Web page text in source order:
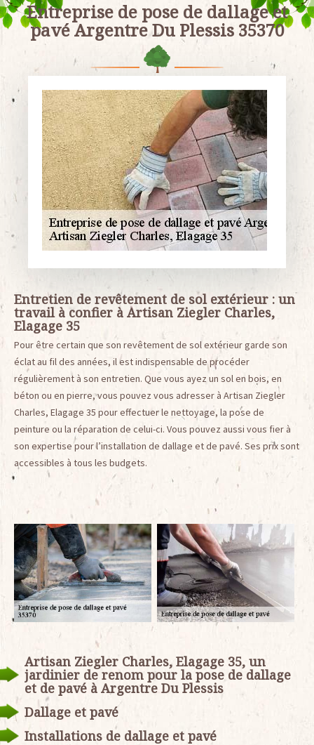
Entreprise de pose de dallage et
pavé Argentre Du Plessis 35370
Entretien de revêtement de sol extérieur : un
travail à confier à Artisan Ziegler Charles,
Elagage 35
Pour être certain que son revêtement de sol extérieur garde son
éclat au fil des années, il est indispensable de procéder
régulièrement à son entretien. Que vous ayez un sol en bois, en
béton ou en pierre, vous pouvez vous adresser à Artisan Ziegler
Charles, Elagage 35 pour effectuer le nettoyage, la pose de
peinture ou la réparation de celui-ci. Vous pouvez aussi vous fier à
son expertise pour l’installation de dallage et de pavé. Ses prix sont
accessibles à tous les budgets.
Artisan Ziegler Charles, Elagage 35, un
jardinier de renom pour la pose de dallage
et de pavé à Argentre Du Plessis
Dallage et pavé
Installations de dallage et pavé